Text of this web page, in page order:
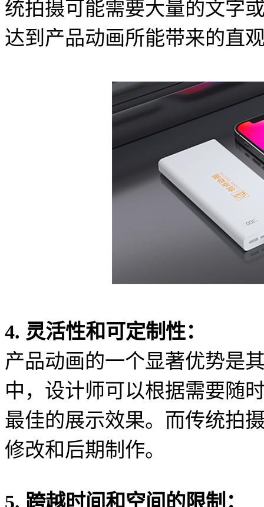
统拍摄可能需要大量的文字
达到产品动画所能带来的直
4. 灵活性和可定制性：
产品动画的一个显著优势是
中，设计师可以根据需要随
最佳的展示效果。而传统拍
修改和后期制作。
5. 跨越时间和空间的限制：